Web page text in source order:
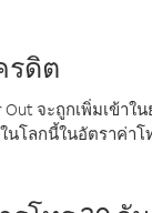
รดิต
Out จะถูกเพิ่มเข้า
นโลกนี้ในอัตราค่า